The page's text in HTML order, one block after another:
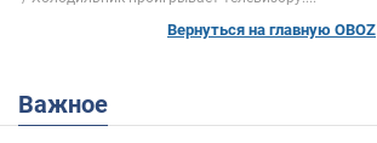
Вернуться на главную OBOZ
Важное